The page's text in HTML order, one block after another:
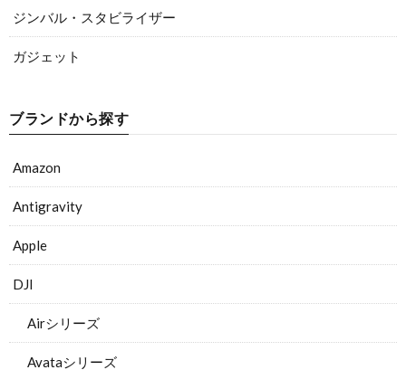
ジンバル・スタビライザー
ガジェット
ブランドから探す
Amazon
Antigravity
Apple
DJI
Airシリーズ
Avataシリーズ